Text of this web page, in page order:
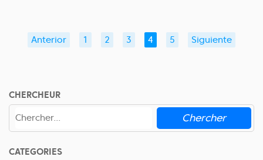
Anterior 1 2 3 4 5 Siguiente
CHERCHEUR
Chercher
CATEGORIES